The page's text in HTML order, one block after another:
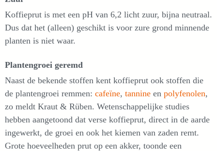
Koffieprut is met een pH van 6,2 licht zuur, bijna neutraal.
Dus dat het (alleen) geschikt is voor zure grond minnende
planten is niet waar.
Plantengroei geremd
Naast de bekende stoffen kent koffieprut ook stoffen die
de plantengroei remmen: cafeïne, tannine en polyfenolen,
zo meldt Kraut & Rüben. Wetenschappelijke studies
hebben aangetoond dat verse koffieprut, direct in de aarde
ingewerkt, de groei en ook het kiemen van zaden remt.
Grote hoeveelheden prut op een akker, toonde een